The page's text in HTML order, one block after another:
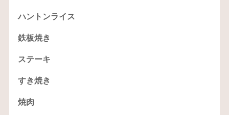
ハントンライス
鉄板焼き
ステーキ
すき焼き
焼肉